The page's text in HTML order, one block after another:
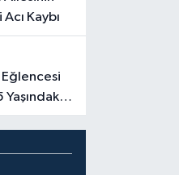
Kaybı
Yaşındaki